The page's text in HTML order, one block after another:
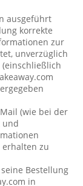
ausgeführt
korrekte
zur
unverzüglich
(wie bei der
und
zu
Bestellung
in